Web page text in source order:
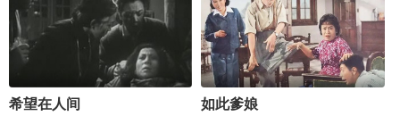
希望在人间 如此爹娘